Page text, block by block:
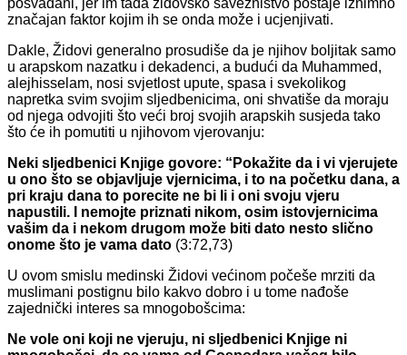
posvađani, jer im tada židovsko savezništvo postaje iznimno
značajan faktor kojim ih se onda može i ucjenjivati.
Dakle, Židovi generalno prosudiše da je njihov boljitak samo
u arapskom nazatku i dekadenci, a budući da Muhammed,
alejhisselam, nosi svjetlost upute, spasa i svekolikog
napretka svim svojim sljedbenicima, oni shvatiše da moraju
od njega odvojiti što veći broj svojih arapskih susjeda tako
što će ih pomutiti u njihovom vjerovanju:
Neki sljedbenici Knjige govore: “Pokažite da i vi vjerujete
u ono što se objavljuje vjernicima, i to na početku dana, a
pri kraju dana to porecite ne bi li i oni svoju vjeru
napustili. I nemojte priznati nikom, osim istovjernicima
vašim da i nekom drugom može biti dato nesto slično
onome što je vama dato (3:72,73)
U ovom smislu medinski Židovi većinom počeše mrziti da
muslimani postignu bilo kakvo dobro i u tome nađoše
zajednički interes sa mnogobošcima:
Ne vole oni koji ne vjeruju, ni sljedbenici Knjige ni